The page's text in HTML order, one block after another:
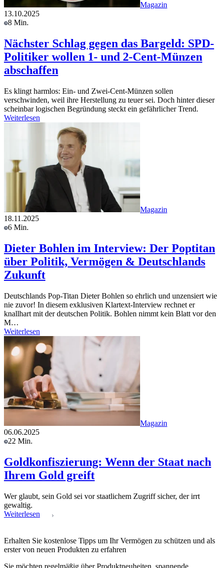
Magazin
13.10.2025
8 Min.
Nächster Schlag gegen das Bargeld: SPD-
Politiker wollen 1- und 2-Cent-Münzen
abschaffen
Es klingt harmlos: Ein- und Zwei-Cent-Münzen sollen
verschwinden, weil ihre Herstellung zu teuer sei. Doch hinter dieser
scheinbar logischen Begründung steckt ein gefährlicher Trend.
Weiterlesen
Magazin
18.11.2025
6 Min.
Dieter Bohlen im Interview: Der Poptitan
über Politik, Vermögen & Deutschlands
Zukunft
Deutschlands Pop-Titan Dieter Bohlen so ehrlich und unzensiert wie
nie zuvor! In diesem exklusiven Klartext-Interview rechnet er
knallhart mit der deutschen Politik. Bohlen nimmt kein Blatt vor den
M…
Weiterlesen
Magazin
06.06.2025
22 Min.
Goldkonfiszierung: Wenn der Staat nach
Ihrem Gold greift
Wer glaubt, sein Gold sei vor staatlichem Zugriff sicher, der irrt
gewaltig.
Weiterlesen
Erhalten Sie kostenlose Tipps um Ihr Vermögen zu schützen und als
erster von neuen Produkten zu erfahren
Sie möchten regelmäßig über Produktneuheiten, spannende